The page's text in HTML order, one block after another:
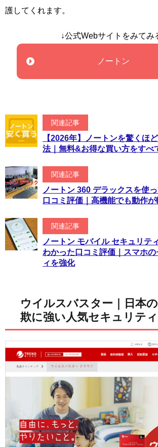
護してくれます。
↓公式Webサイトをみてみ
ノートン
関連記事
【2026年】ノートンを驚くほ
法｜無料&お得な買い方をすべ
関連記事
ノートン 360 デラックスを使
口コミ評価｜高機能でも動作が
関連記事
ノートン モバイル セキュリテ
わかった口コミ評価｜スマホ
ィを強化
ウイルスバスター｜日本
欺に強い人気セキュリテ